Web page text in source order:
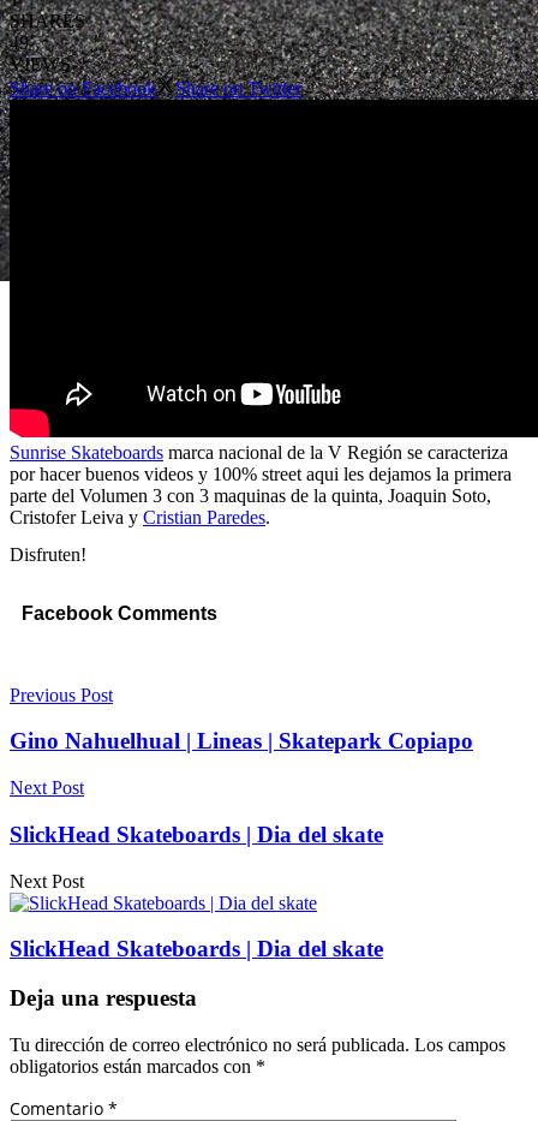
SHARES
49
VIEWS
Share on Facebook
Share on Twitter
Sunrise Skateboards marca nacional de la V Región se caracteriza
por hacer buenos videos y 100% street aqui les dejamos la primera
parte del Volumen 3 con 3 maquinas de la quinta, Joaquin Soto,
Cristofer Leiva y Cristian Paredes.
Disfruten!
Facebook Comments
Previous Post
Gino Nahuelhual | Lineas | Skatepark Copiapo
Next Post
SlickHead Skateboards | Dia del skate
Next Post
SlickHead Skateboards | Dia del skate
Deja una respuesta
Tu dirección de correo electrónico no será publicada. Los campos
obligatorios están marcados con *
Comentario *